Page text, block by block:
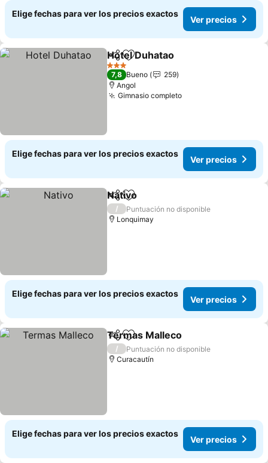
Elige fechas para ver los precios exactos
Ver precios
CompartirAgregar a favoritos
Hotel Duhatao
3 Estrellas
7,8 Bueno
259
Angol
Gimnasio completo
Elige fechas para ver los precios exactos
Ver precios
CompartirAgregar a favoritos
Nativo
/
Puntuación no disponible
Lonquimay
Elige fechas para ver los precios exactos
Ver precios
Compartir
Agregar a favoritos
Termas Malleco
/
Puntuación no disponible
Curacautín
Elige fechas para ver los precios exactos
Ver precios